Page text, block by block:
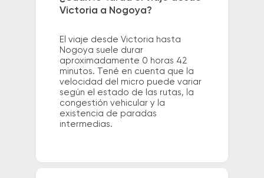
Victoria a Nogoya?
El viaje desde Victoria hasta
Nogoya suele durar
aproximadamente 0 horas 42
minutos. Tené en cuenta que la
velocidad del micro puede variar
según el estado de las rutas, la
congestión vehicular y la
existencia de paradas
intermedias.